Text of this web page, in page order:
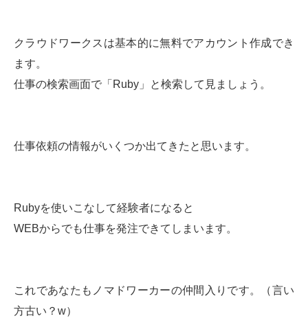
クラウドワークスは基本的に無料でアカウント作成でき
ます。
仕事の検索画面で「Ruby」と検索して見ましょう。
仕事依頼の情報がいくつか出てきたと思います。
Rubyを使いこなして経験者になると
WEBからでも仕事を発注できてしまいます。
これであなたもノマドワーカーの仲間入りです。（言い
方古い？w）